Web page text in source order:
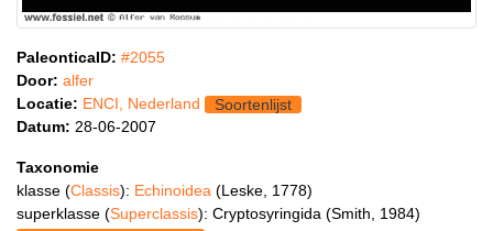
PaleonticaID: #2055
Door: alfer
Locatie: ENCI, Nederland
Soortenlijst
Datum: 28-06-2007
Taxonomie
klasse (Classis): Echinoidea (Leske, 1778)
superklasse (Superclassis): Cryptosyringida (Smith, 1984)